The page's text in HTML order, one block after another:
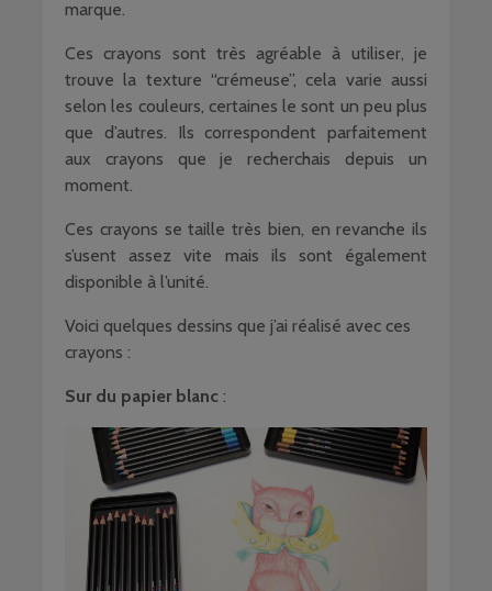
marque.
Ces crayons sont très agréable à utiliser, je
trouve la texture “crémeuse”, cela varie aussi
selon les couleurs, certaines le sont un peu plus
que d’autres. Ils correspondent parfaitement
aux crayons que je recherchais depuis un
moment.
Ces crayons se taille très bien, en revanche ils
s’usent assez vite mais ils sont également
disponible à l’unité.
Voici quelques dessins que j’ai réalisé avec ces
crayons :
Sur du papier blanc :